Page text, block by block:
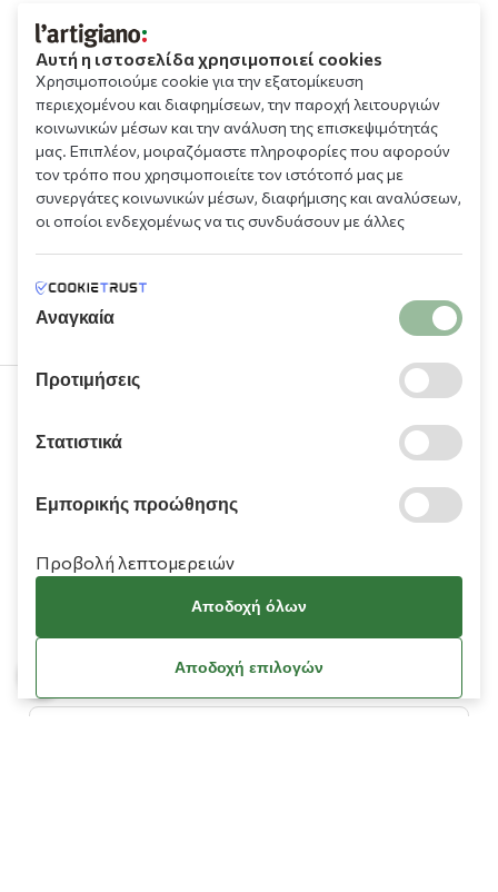
210 9709 100
Χρειάζεστε βοήθεια;
Αυτή η ιστοσελίδα χρησιμοποιεί cookies
Χρησιμοποιούμε cookie για την εξατομίκευση
περιεχομένου και διαφημίσεων, την παροχή λειτουργιών
κοινωνικών μέσων και την ανάλυση της επισκεψιμότητάς
μας. Επιπλέον, μοιραζόμαστε πληροφορίες που αφορούν
τον τρόπο που χρησιμοποιείτε τον ιστότοπό μας με
συνεργάτες κοινωνικών μέσων, διαφήμισης και αναλύσεων,
οι οποίοι ενδεχομένως να τις συνδυάσουν με άλλες
υπηρεσιών τους.
Αναγκαία
Προτιμήσεις
Στατιστικά
Εμπορικής προώθησης
Προβολή λεπτομερειών
Αποδοχή όλων
Αποδοχή επιλογών